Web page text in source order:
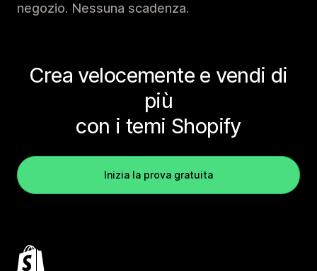
negozio. Nessuna scadenza.
Crea velocemente e vendi di
più
con i temi Shopify
Inizia la prova gratuita